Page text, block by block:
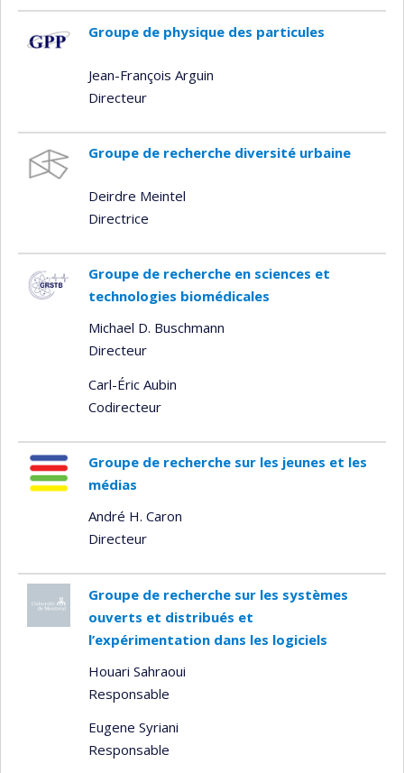
Groupe de physique des particules
Jean-François Arguin
Directeur
Groupe de recherche diversité urbaine
Deirdre Meintel
Directrice
Groupe de recherche en sciences et
technologies biomédicales
Michael D. Buschmann
Directeur
Carl-Éric Aubin
Codirecteur
Groupe de recherche sur les jeunes et les
médias
André H. Caron
Directeur
Groupe de recherche sur les systèmes
ouverts et distribués et
l’expérimentation dans les logiciels
Houari Sahraoui
Responsable
Eugene Syriani
Responsable